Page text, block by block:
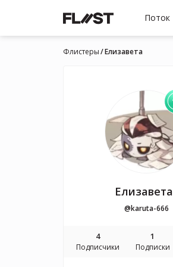
Поток
Флистеры Елизавета
Елизавета
@karuta-666
4
Подписчики
1
Подписки